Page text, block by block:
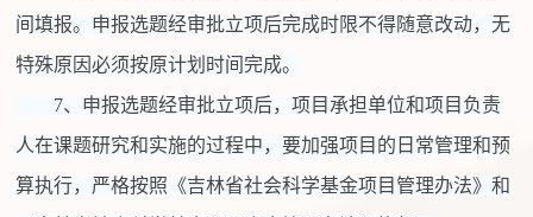
间填报。申报选题经审批立项后完成时限不得随意改动，无
特殊原因必须按原计划时间完成。
7、申报选题经审批立项后，项目承担单位和项目负责
人在课题研究和实施的过程中，要加强项目的日常管理和预
算执行，严格按照《吉林省社会科学基金项目管理办法》和